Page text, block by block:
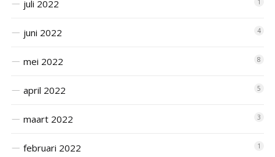
juli 2022 1
juni 2022 4
mei 2022 8
april 2022 5
maart 2022 3
februari 2022 1